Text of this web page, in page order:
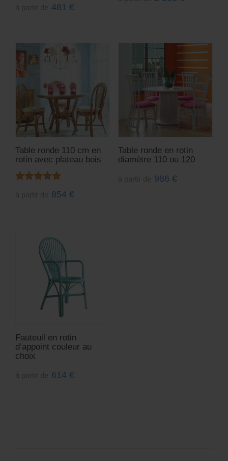
481 €
Table ronde 110 cm en
rotin avec plateau bois
854 €
Table ronde en rotin
diamètre 110 ou 120
986 €
Fauteuil en rotin
d’appoint couleur au
choix
614 €